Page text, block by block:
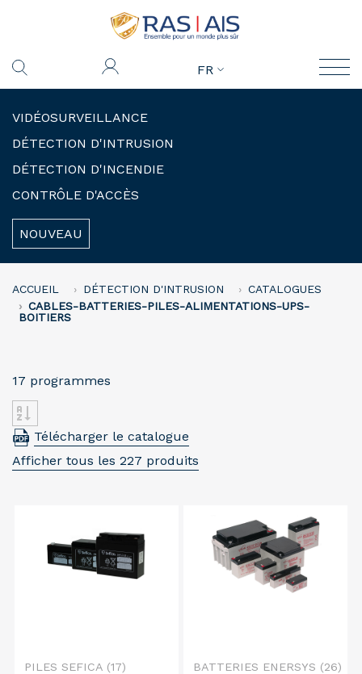
FR
VIDÉOSURVEILLANCE
DÉTECTION D'INTRUSION
DÉTECTION D'INCENDIE
CONTRÔLE D'ACCÈS
NOUVEAU
ACCUEIL DÉTECTION D'INTRUSION
CATALOGUES
CABLES-BATTERIES-PILES-ALIMENTATIONS-UPS-
BOITIERS
17 programmes
Télécharger le catalogue
Afficher tous les 227 produits
PILES SEFICA (17) BATTERIES ENERSYS (26)